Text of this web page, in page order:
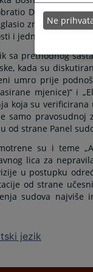
Damjan
značaj Panela
i jednakosti pred
sa prethodnog
kada su
umro prije
mjenice)“ i
koja su
samo pravosudnoj
od strane Panel
su i teme
lica za
u postupku
od strane
sudova
jezik
Ne